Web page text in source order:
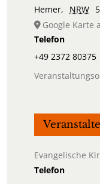
Hemer, NRW
Google Karte
Telefon
+49 2372 80375
Evangelische
Telefon